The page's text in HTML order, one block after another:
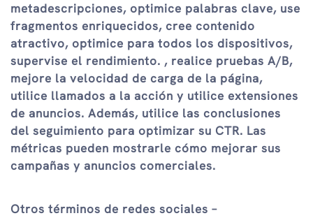
metadescripciones, optimice palabras clave, use
fragmentos enriquecidos, cree contenido
atractivo, optimice para todos los dispositivos,
supervise el rendimiento. , realice pruebas A/B,
mejore la velocidad de carga de la página,
utilice llamados a la acción y utilice extensiones
de anuncios. Además, utilice las conclusiones
del seguimiento para optimizar su CTR. Las
métricas pueden mostrarle cómo mejorar sus
campañas y anuncios comerciales.
Otros términos de redes sociales –